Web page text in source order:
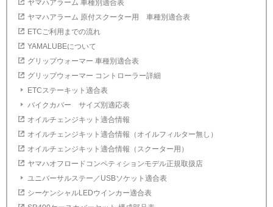
ヤマハアラーム 車種別適合表
ヤマハアラーム 原付スクーター用 車種別適合表
ETCご利用までの流れ
YAMALUBEについて
グリップウォーマー 車種別適合表
グリップウォーマー コントローラー詳細
ETCステーキット適合表
バイクカバー サイズ別適応表
オイルチェンジキット適合情報
オイルチェンジキット適合情報（オイルフィルター無し）
オイルチェンジキット適合情報（スクーター用）
ヤマハオフロードコンペティションモデル正規取扱店
ユニバーサルステー／USBソケット適合表
シーケンシャルLEDウインカー適合表